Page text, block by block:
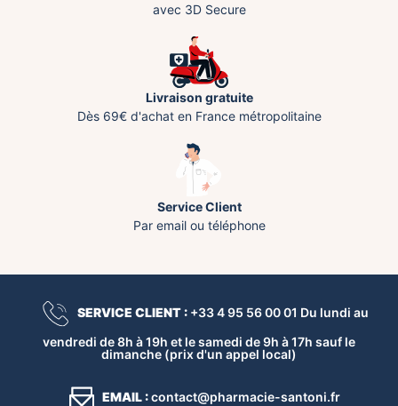
avec 3D Secure
Livraison gratuite
Dès 69€ d'achat en France métropolitaine
Service Client
Par email ou téléphone
SERVICE CLIENT :+33 4 95 56 00 01 Du lundi au
vendredi de 8h à 19h et le samedi de 9h à 17h sauf le
dimanche (prix d'un appel local)
EMAIL :contact@pharmacie-santoni.fr